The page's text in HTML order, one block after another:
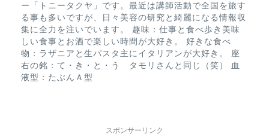
ー「トニータクヤ」です。最近は講師活動で全国を旅す
る事も多いですが、日々美容の研究と綺麗になる情報収
集に全力を注いでいます。 趣味：仕事と食べ歩き美味
しい食事とお酒で楽しい時間が大好き。 好きな食べ
物：ラザニアと生パスタ主にイタリアンが大好き。 座
右の銘：て・き・と・う タモリさんと同じ（笑） 血
液型：たぶんＡ型
スポンサーリンク